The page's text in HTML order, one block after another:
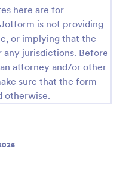
here are for
is not providing
or implying that the
any jurisdictions. Before
attorney and/or other
sure that the form
otherwise.